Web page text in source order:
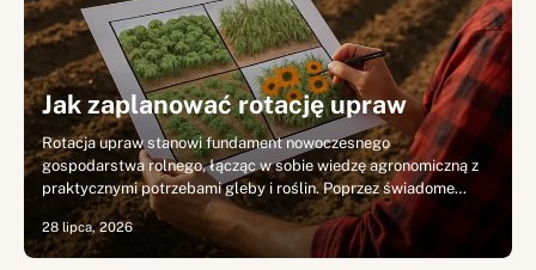
Jak zaplanować rotację upraw
Rotacja upraw stanowi fundament nowoczesnego
gospodarstwa rolnego, łącząc w sobie wiedzę agronomiczną z
praktycznymi potrzebami gleby i roślin. Poprzez świadome…
28 lipca, 2026